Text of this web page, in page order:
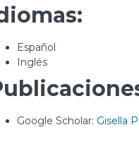
Español
Inglés
Google Scholar: Gisella